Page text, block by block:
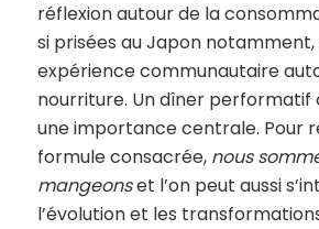
réflexion autour de la
si prisées au Japon notamment,
expérience communautaire
nourriture. Un dîner performatif
une importance centrale. Pour
formule consacrée, nous
mangeonset l’on peut aussi
l’évolution et les